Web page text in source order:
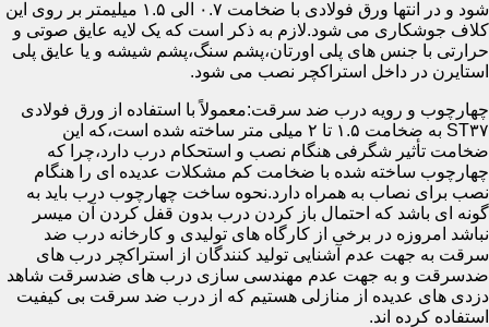
شود و در انتها ورق فولادی با ضخامت ۰.۷ الی ۱.۵ میلیمتر بر روی این
کلاف جوشکاری می شود.لازم به ذکر است که یک لایه عایق صوتی و
حرارتی با جنس های پلی اورتان،پشم سنگ،پشم شیشه و یا عایق پلی
استایرن در داخل استراکچر نصب می شود.
چهارچوب و رویه درب ضد سرقت:معمولاً با استفاده از ورق فولادی
ST۳۷ به ضخامت ۱.۵ تا ۲ میلی متر ساخته شده است،که این
ضخامت تأثیر شگرفی هنگام نصب و استحکام درب دارد،چرا که
چهارچوب ساخته شده با ضخامت کم مشکلات عدیده ای را هنگام
نصب برای نصاب به همراه دارد.نحوه ساخت چهارچوب درب باید به
گونه ای باشد که احتمال باز کردن درب بدون قفل کردن آن میسر
نباشد امروزه در برخی از کارگاه های تولیدی و کارخانه درب ضد
سرقت به جهت عدم آشنایی تولید کنندگان از استراکچر درب های
ضدسرقت و به جهت عدم مهندسی سازی درب های ضدسرقت شاهد
دزدی های عدیده از منازلی هستیم که از درب ضد سرقت بی کیفیت
استفاده کرده اند.